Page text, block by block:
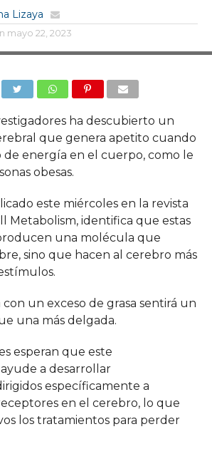
Lizaya
mayo 22, 2023
ha descubierto un
que genera apetito cuando
de energía en el cuerpo, como le
obesas.
este miércoles en la revista
Metabolism, identifica que estas
una molécula que
sino que hacen al cerebro más
con un exceso de grasa sentirá un
una más delgada.
esperan que este
a desarrollar
específicamente a
en el cerebro, lo que
los tratamientos para perder